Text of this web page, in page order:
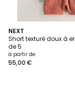
NEXT
Short texturé doux à
de 5
Prix
à
à partir de
55,00 €